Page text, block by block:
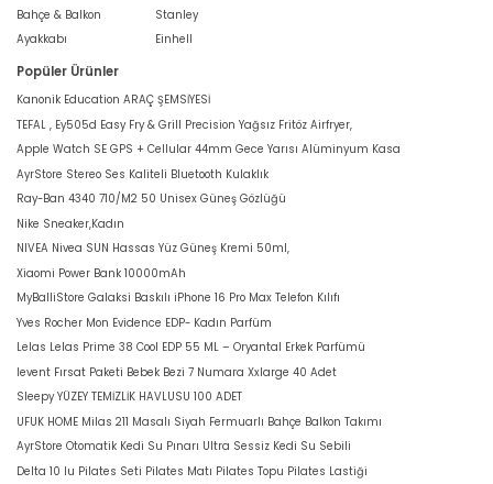
Bahçe & Balkon
Ayakkabı
Stanley
Einhell
Popüler Ürünler
Kanonik Education ARAÇ ŞEMSİYESİ
TEFAL , Ey505d Easy Fry & Grill Precision Yağsız Fritöz Airfryer,
Apple Watch SE GPS + Cellular 44mm Gece Yarısı Alüminyum Kasa
AyrStore Stereo Ses Kaliteli Bluetooth Kulaklık
Ray-Ban 4340 710/M2 50 Unisex Güneş Gözlüğü
Nike Sneaker,Kadın
NIVEA Nivea SUN Hassas Yüz Güneş Kremi 50ml,
Xiaomi Power Bank 10000mAh
MyBalliStore Galaksi Baskılı iPhone 16 Pro Max Telefon Kılıfı
Yves Rocher Mon Evidence EDP- Kadın Parfüm
Lelas Lelas Prime 38 Cool EDP 55 ML – Oryantal Erkek Parfümü
levent Fırsat Paketi Bebek Bezi 7 Numara Xxlarge 40 Adet
Sleepy YÜZEY TEMİZLİK HAVLUSU 100 ADET
UFUK HOME Milas 211 Masalı Siyah Fermuarlı Bahçe Balkon Takımı
AyrStore Otomatik Kedi Su Pınarı Ultra Sessiz Kedi Su Sebili
Delta 10 lu Pilates Seti Pilates Matı Pilates Topu Pilates Lastiği